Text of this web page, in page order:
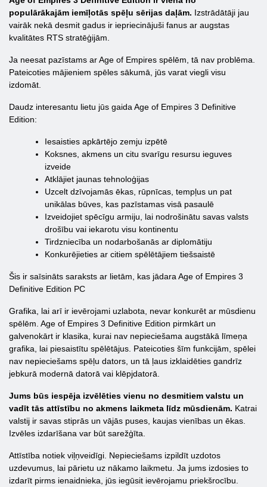
populārākajām iemīļotās spēļu sērijas daļām. Izstrādātāji jau
vairāk nekā desmit gadus ir iepriecinājuši fanus ar augstas
kvalitātes RTS stratēģijām.
Ja neesat pazīstams ar Age of Empires spēlēm, tā nav problēma.
Pateicoties mājieniem spēles sākumā, jūs varat viegli visu
izdomāt.
Daudz interesantu lietu jūs gaida Age of Empires 3 Definitive
Edition:
Iesaisties apkārtējo zemju izpētē
Koksnes, akmens un citu svarīgu resursu ieguves
izveide
Atklājiet jaunas tehnoloģijas
Uzcelt dzīvojamās ēkas, rūpnīcas, tempļus un pat
unikālas būves, kas pazīstamas visā pasaulē
Izveidojiet spēcīgu armiju, lai nodrošinātu savas valsts
drošību vai iekarotu visu kontinentu
Tirdzniecība un nodarbošanās ar diplomātiju
Konkurējieties ar citiem spēlētājiem tiešsaistē
Šis ir saīsināts saraksts ar lietām, kas jādara Age of Empires 3
Definitive Edition PC
Grafika, lai arī ir ievērojami uzlabota, nevar konkurēt ar mūsdienu
spēlēm. Age of Empires 3 Definitive Edition pirmkārt un
galvenokārt ir klasika, kurai nav nepieciešama augstākā līmeņa
grafika, lai piesaistītu spēlētājus. Pateicoties šīm funkcijām, spēlei
nav nepieciešams spēļu dators, un tā ļaus izklaidēties gandrīz
jebkurā modernā datorā vai klēpjdatorā.
Jums būs iespēja izvēlēties vienu no desmitiem valstu un
vadīt tās attīstību no akmens laikmeta līdz mūsdienām. Katrai
valstij ir savas stiprās un vājās puses, kaujas vienības un ēkas.
Izvēles izdarīšana var būt sarežģīta.
Attīstība notiek viļņveidīgi. Nepieciešams izpildīt uzdotos
uzdevumus, lai pārietu uz nākamo laikmetu. Ja jums izdosies to
izdarīt pirms ienaidnieka, jūs iegūsit ievērojamu priekšrocību.